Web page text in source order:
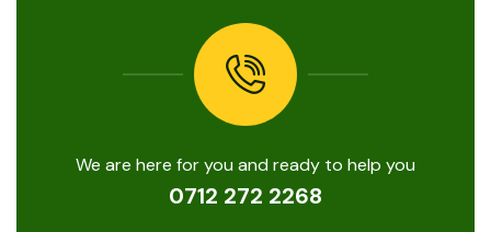
We are here for you and ready to help you
0712 272 2268